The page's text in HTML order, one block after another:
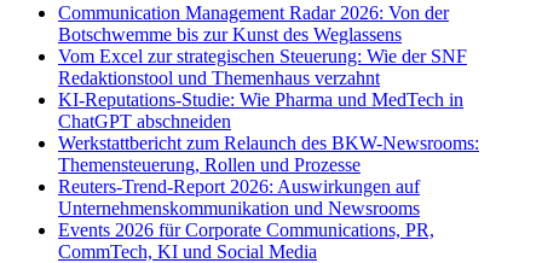
Communication Management Radar 2026: Von der
Botschwemme bis zur Kunst des Weglassens
Vom Excel zur strategischen Steuerung: Wie der SNF
Redaktionstool und Themenhaus verzahnt
KI-Reputations-Studie: Wie Pharma und MedTech in
ChatGPT abschneiden
Werkstattbericht zum Relaunch des BKW-Newsrooms:
Themensteuerung, Rollen und Prozesse
Reuters-Trend-Report 2026: Auswirkungen auf
Unternehmenskommunikation und Newsrooms
Events 2026 für Corporate Communications, PR,
CommTech, KI und Social Media